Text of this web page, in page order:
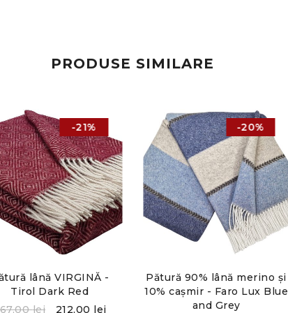
PRODUSE SIMILARE
-21%
lână VIRGINĂ -
Tirol Dark Red
lei 212,00 lei
-20%
Pătură 90% lână merino și
10% cașmir - Faro Lux Blue
and Grey